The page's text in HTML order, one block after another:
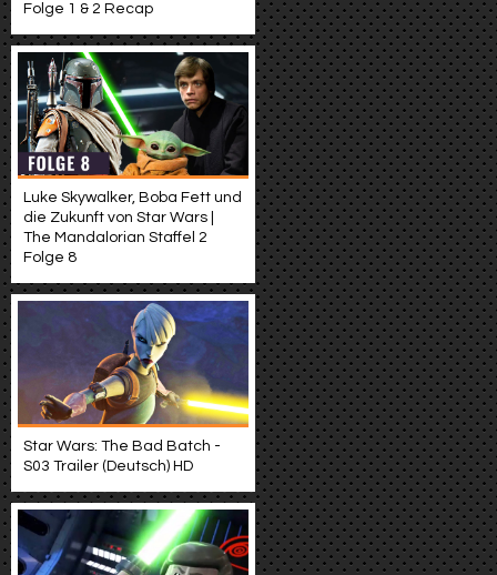
Folge 1 & 2 Recap
Luke Skywalker, Boba Fett und
die Zukunft von Star Wars |
The Mandalorian Staffel 2
Folge 8
Star Wars: The Bad Batch -
S03 Trailer (Deutsch) HD